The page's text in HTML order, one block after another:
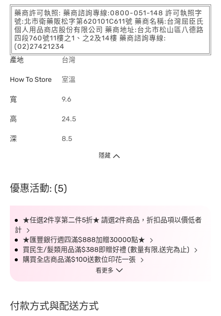
藥商許可執照: 藥商諮詢專線:0800-051-148 許可執照字
號:北市衛藥販松字第620101C611號 藥商名稱:台灣屈臣氏
個人用品商店股份有限公司 藥商地址:台北市松山區八德路
四段760號11樓之1、之2及14樓 藥商諮詢專線:
(02)27421234
產地
台灣
How To Store 室溫
寬 9.6
高 24.5
深 8.5
隱藏
優惠活動: (5)
★任選2件享第二件5折★ 請選2件商品，折扣品項以價低者
計
★匯豐銀行週四滿$888加贈30000點★
買民生/髮類用品滿$388即贈好禮 (數量有限,送完為止)
購買全店商品滿$100送數位印花一張
看更多
付款方式與配送方式